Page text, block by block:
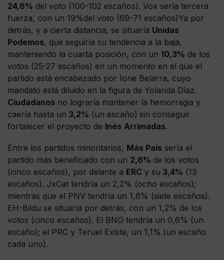
24,6% del voto (100-102 escaños). Vox sería tercera
fuerza, con un 19%del voto (69-71 escaños)Ya por
detrás, y a cierta distancia, se situaría Unidas
Podemos, que seguiría su tendencia a la baja,
manteniendo la cuarta posición, con un 10,3% de los
votos (25-27 escaños) en un momento en el que el
partido está encabezado por Ione Belarra, cuyo
mandato está diluido en la figura de Yolanda Díaz.
Ciudadanos no lograría mantener la hemorragia y
caería hasta un 3,2% (un escaño) sin conseguir
fortalecer el proyecto de Inés Arrimadas.
Entre los partidos minoritarios, Más País sería el
partido más beneficiado con un 2,6% de los votos
(cinco escaños), por delante a ERC y su 3,4% (13
escaños). JxCat tendría un 2,2% (ocho escaños);
mientras que el PNV tendría un 1,6% (siete escaños).
EH-Bildu se situaría por detrás, con un 1,2% de los
votos (cinco escaños). El BNG tendría un 0,6% (un
escaño); el PRC y Teruel Existe, un 1,1%.(un escaño
cada uno).